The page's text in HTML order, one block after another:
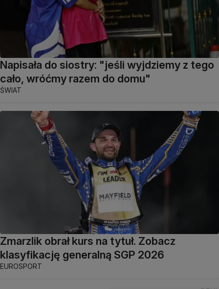
Napisała do siostry: "jeśli wyjdziemy z tego
cało, wróćmy razem do domu"
ŚWIAT
Zmarzlik obrał kurs na tytuł. Zobacz
klasyfikację generalną SGP 2026
EUROSPORT